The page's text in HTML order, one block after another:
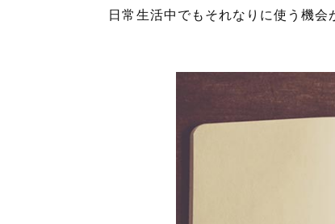
日常生活中でもそれなりに使う機会